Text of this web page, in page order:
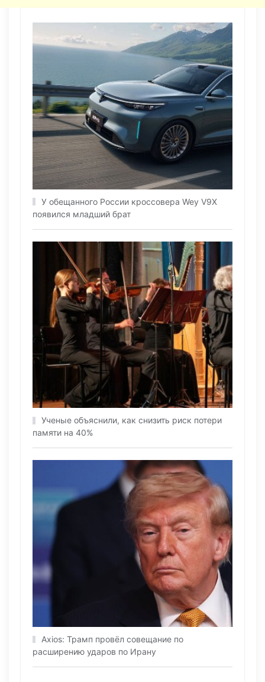
У обещанного России кроссовера Wey V9X
появился младший брат
Ученые объяснили, как снизить риск потери
памяти на 40%
Axios: Трамп провёл совещание по
расширению ударов по Ирану